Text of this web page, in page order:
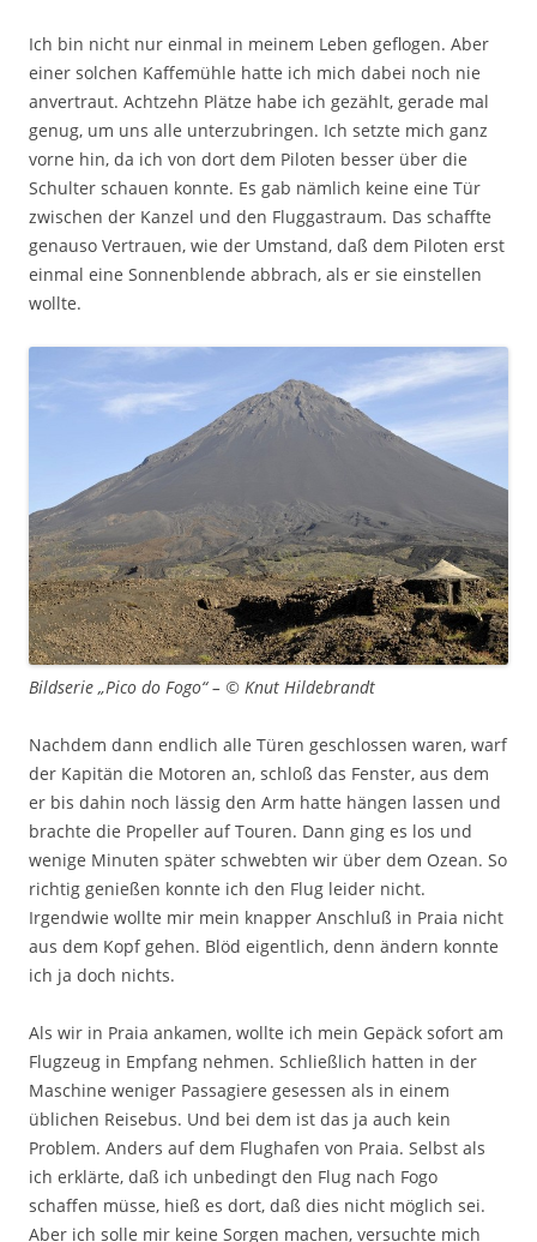
Ich bin nicht nur einmal in meinem Leben geflogen. Aber
einer solchen Kaffemühle hatte ich mich dabei noch nie
anvertraut. Achtzehn Plätze habe ich gezählt, gerade mal
genug, um uns alle unterzubringen. Ich setzte mich ganz
vorne hin, da ich von dort dem Piloten besser über die
Schulter schauen konnte. Es gab nämlich keine eine Tür
zwischen der Kanzel und den Fluggastraum. Das schaffte
genauso Vertrauen, wie der Umstand, daß dem Piloten erst
einmal eine Sonnenblende abbrach, als er sie einstellen
wollte.
Bildserie „Pico do Fogo“ – © Knut Hildebrandt
Nachdem dann endlich alle Türen geschlossen waren, warf
der Kapitän die Motoren an, schloß das Fenster, aus dem
er bis dahin noch lässig den Arm hatte hängen lassen und
brachte die Propeller auf Touren. Dann ging es los und
wenige Minuten später schwebten wir über dem Ozean. So
richtig genießen konnte ich den Flug leider nicht.
Irgendwie wollte mir mein knapper Anschluß in Praia nicht
aus dem Kopf gehen. Blöd eigentlich, denn ändern konnte
ich ja doch nichts.
Als wir in Praia ankamen, wollte ich mein Gepäck sofort am
Flugzeug in Empfang nehmen. Schließlich hatten in der
Maschine weniger Passagiere gesessen als in einem
üblichen Reisebus. Und bei dem ist das ja auch kein
Problem. Anders auf dem Flughafen von Praia. Selbst als
ich erklärte, daß ich unbedingt den Flug nach Fogo
schaffen müsse, hieß es dort, daß dies nicht möglich sei.
Aber ich solle mir keine Sorgen machen, versuchte mich